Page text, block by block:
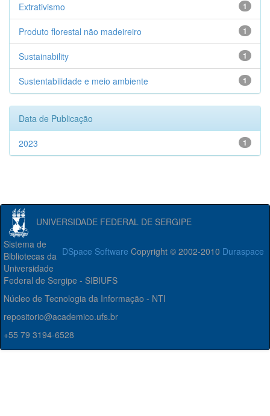
1
Extrativismo
1
Produto florestal não madeireiro
1
Sustainability
1
Sustentabilidade e meio ambiente
Data de Publicação
1
2023
UNIVERSIDADE FEDERAL DE SERGIPE
DSpace Software Copyright © 2002-2010 Duraspace
Sistema de
Bibliotecas da
Universidade
Federal de Sergipe - SIBIUFS
Núcleo de Tecnologia da Informação - NTI
repositorio@academico.ufs.br
+55 79 3194-6528